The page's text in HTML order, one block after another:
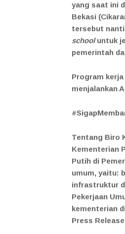
yang saat ini
Bekasi
tersebut
schooluntuk
pemerintah
Program
menjalankan
Tentang Biro
Kementerian
Putih di
umum, yaitu:
infrastruktur
Pekerjaan
kementerian
Press